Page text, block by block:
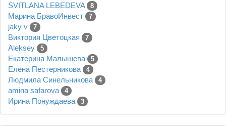
SVITLANA LEBEDEVA 8
Марина БравоИнвест 7
jaky v 7
Виктория Цветоцкая 7
Aleksey 5
Екатерина Малышева 5
Елена Пестерникова 4
Людмила Синельникова 4
amina safarova 4
Ирина Понуждаева 3